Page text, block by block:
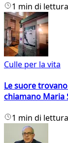
1 min di lettura
Culle per la vita
Le suore
chiamano Maria
1 min di lettura